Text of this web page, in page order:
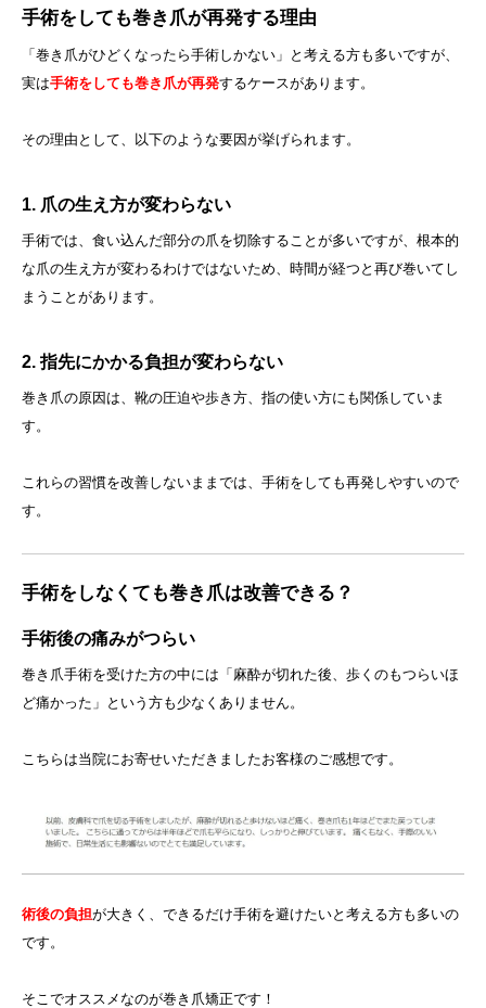
手術をしても巻き爪が再発する理由
「巻き爪がひどくなったら手術しかない」と考える方も多いですが、
実は手術をしても巻き爪が再発するケースがあります。
その理由として、以下のような要因が挙げられます。
1. 爪の生え方が変わらない
手術では、食い込んだ部分の爪を切除することが多いですが、根本的
な爪の生え方が変わるわけではないため、時間が経つと再び巻いてし
まうことがあります。
2. 指先にかかる負担が変わらない
巻き爪の原因は、靴の圧迫や歩き方、指の使い方にも関係していま
す。
これらの習慣を改善しないままでは、手術をしても再発しやすいので
す。
手術をしなくても巻き爪は改善できる？
手術後の痛みがつらい
巻き爪手術を受けた方の中には「麻酔が切れた後、歩くのもつらいほ
ど痛かった」という方も少なくありません。
こちらは当院にお寄せいただきましたお客様のご感想です。
術後の負担が大きく、できるだけ手術を避けたいと考える方も多いの
です。
そこでオススメなのが巻き爪矯正です！